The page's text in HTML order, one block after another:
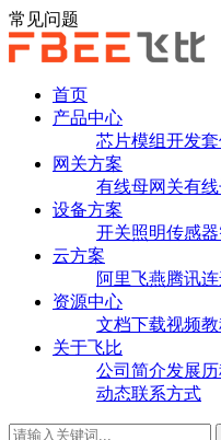
常见问题
首页
产品中心
芯片模组开发
网关方案
有线母网关有
设备方案
开关照明传感器
云方案
阿里飞燕腾讯
资源中心
文档下载视频
关于飞比
公司简介发展
动态联系方式